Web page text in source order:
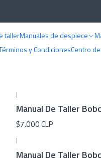
tallerManuales de despiece
y CondicionesCentro
|
Manual De Taller
$7.000 CLP
|
Manual De Taller